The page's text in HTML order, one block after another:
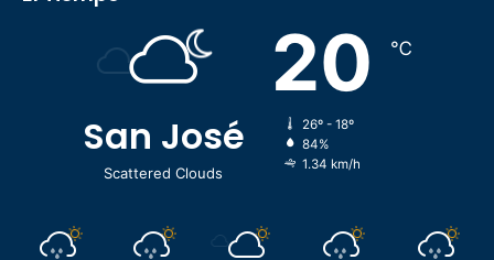
San José
Scattered Clouds
20 ℃
26º - 18º
84%
1.34 km/h